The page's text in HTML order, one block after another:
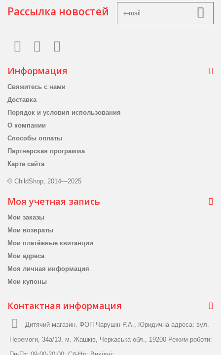
Рассылка новостей
Информация
Свяжитесь с нами
Доставка
Порядок и условия использования
О компании
Способы оплаты
Партнерская программа
Карта сайта
© ChildShop, 2014—2025
Моя учетная запись
Мои заказы
Мои возвраты
Мои платёжные квитанции
Мои адреса
Моя личная информация
Мои купоны
Контактная информация
Дитячий магазин. ФОП Чарушін Р.А., Юридична адреса: вул.
Перемоги, 34а/13, м. Жашків, Черкаська обл., 19200 Режим роботи: